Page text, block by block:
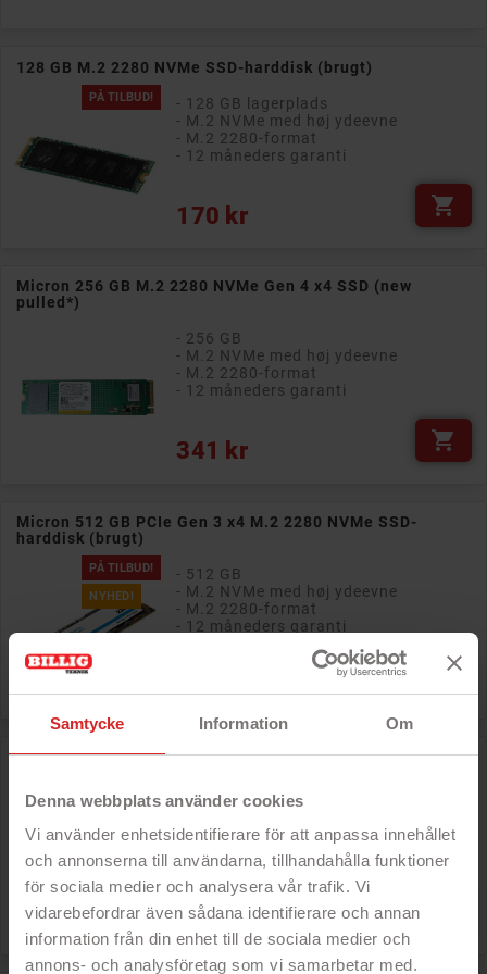
Samtycke Information Om
Denna webbplats använder cookies
Vi använder enhetsidentifierare för att anpassa innehållet
och annonserna till användarna, tillhandahålla funktioner
för sociala medier och analysera vår trafik. Vi
vidarebefordrar även sådana identifierare och annan
information från din enhet till de sociala medier och
annons- och analysföretag som vi samarbetar med.
128 GB M.2 2280 NVMe SSD-harddisk (brugt)
PÅ TILBUD!
- 128 GB lagerplads
- M.2 NVMe med høj ydeevne
- M.2 2280-format
- 12 måneders garanti
170 kr
Pris 
Micron 256 GB M.2 2280 NVMe Gen 4 x4 SSD (new
pulled*)
- 256 GB
- M.2 NVMe med høj ydeevne
- M.2 2280-format
- 12 måneders garanti
341 kr
Pris 
Micron 512 GB PCIe Gen 3 x4 M.2 2280 NVMe SSD-
harddisk (brugt)
PÅ TILBUD!
NYHED!
- 512 GB
- M.2 NVMe med høj ydeevne
- M.2 2280-format
- 12 måneders garanti

Samsung 512 GB PCIe Gen 3 x4 M.2 2280 NVMe SSD-
PÅ TILBUD!
NYHED!
- 512 GB
- M.2 NVMe med høj ydeevne
- M.2 2280-format
- 12 måneders garanti
511 kr
Pris